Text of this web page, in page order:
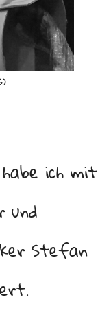
ich mit
und
Stefan